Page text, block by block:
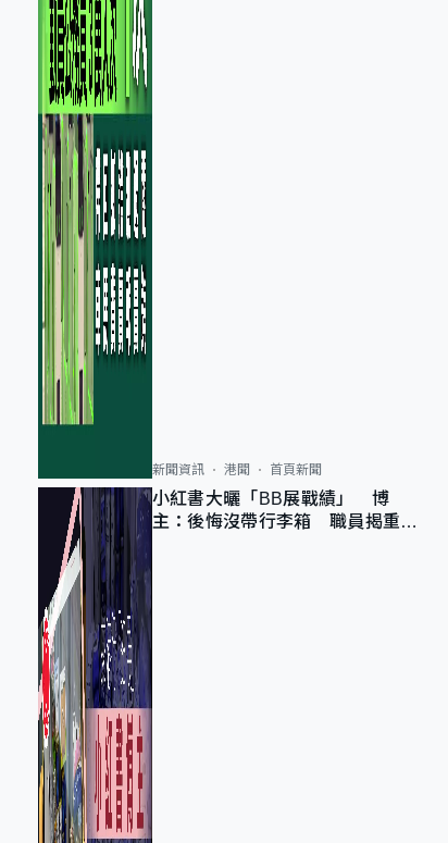
新聞資訊 港聞 首頁新聞
小紅書大曬「BB展戰績」 博
主：後悔沒帶行李箱 職員揭重複